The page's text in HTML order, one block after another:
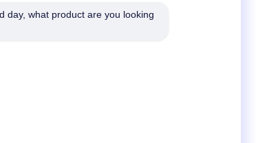
HINTERLASSEN
day, what product are you looking